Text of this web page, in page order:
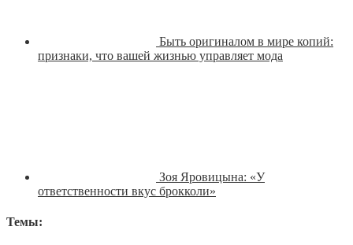
Быть оригиналом в мире копий:
признаки, что вашей жизнью управляет мода
Зоя Яровицына: «У
ответственности вкус брокколи»
Темы: